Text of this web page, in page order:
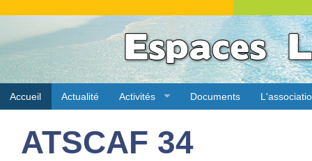
Accueil Actualité Activités Documents
ATSCAF 34